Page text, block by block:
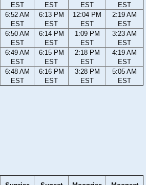
EST
EST
EST
EST
6:52 AM
EST
6:13 PM
EST
12:04 PM
EST
2:19 AM
EST
6:50 AM
EST
6:14 PM
EST
1:09 PM
EST
3:23 AM
EST
6:49 AM
EST
6:15 PM
EST
2:18 PM
EST
4:19 AM
EST
6:48 AM
EST
6:16 PM
EST
3:28 PM
EST
5:05 AM
EST